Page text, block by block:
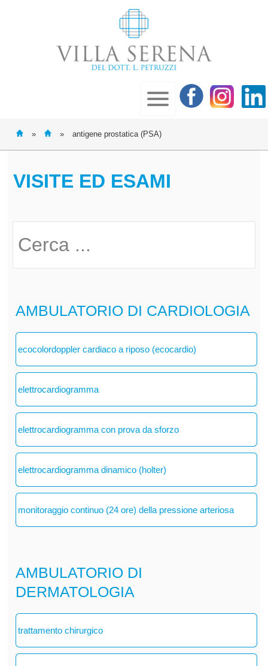
» » antigene prostatica (PSA)
VISITE ED ESAMI
AMBULATORIO DI CARDIOLOGIA
ecocolordoppler cardiaco a riposo (ecocardio)
elettrocardiogramma
elettrocardiogramma con prova da sforzo
elettrocardiogramma dinamico (holter)
monitoraggio continuo (24 ore) della pressione arteriosa
AMBULATORIO DI
DERMATOLOGIA
trattamento chirurgico